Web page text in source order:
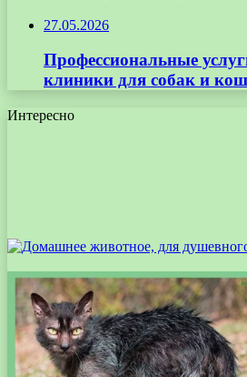
27.05.2026
Профессиональные
клиники для собак и
Интересно